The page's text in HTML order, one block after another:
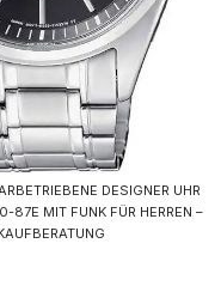
DESIGNER UHR
87E MIT FUNK FÜR HERREN –